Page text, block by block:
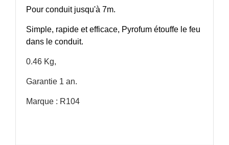
Pour conduit jusqu'à 7m.
Simple, rapide et efficace, Pyrofum étouffe le feu
dans le conduit.
0.46 Kg,
Garantie 1 an.
Marque : R104